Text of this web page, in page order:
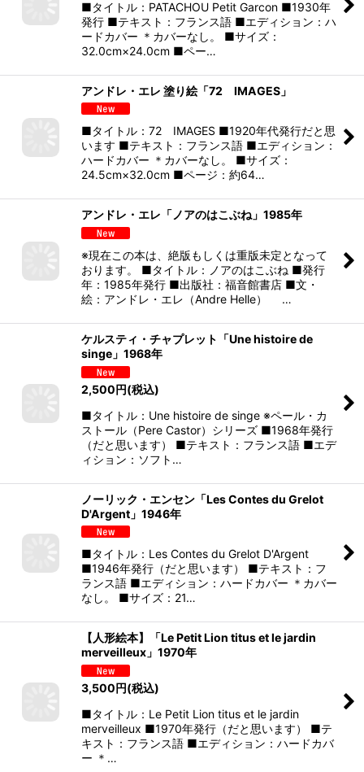
■タイトル：PATACHOU Petit Garcon ■1930年
発行 ■テキスト：フランス語 ■エディション：ハ
ードカバー ＊カバーなし。 ■サイズ：
32.0cm×24.0cm ■ペー…
アンドレ・エレ 塗り絵「72 IMAGES」
■タイトル：72 IMAGES ■1920年代発行だと思
います ■テキスト：フランス語 ■エディション：
ハードカバー ＊カバーなし。 ■サイズ：
24.5cm×32.0cm ■ページ：約64…
アンドレ・エレ「ノアのはこぶね」1985年
※現在この本は、絶版もしくは重版未定となって
おります。 ■タイトル：ノアのはこぶね ■発行
年：1985年発行 ■出版社：福音館書店 ■文・
絵：アンドレ・エレ（Andre Helle） …
ケルスティ・チャプレット「Une histoire de
singe」1968年
2,500円(税込)
■タイトル：Une histoire de singe ※ペール・カ
ストール（Pere Castor）シリーズ ■1968年発行
（だと思います） ■テキスト：フランス語 ■エデ
ィション：ソフト…
ノーリック・エンセン「Les Contes du Grelot
D'Argent」1946年
■タイトル：Les Contes du Grelot D'Argent
■1946年発行（だと思います） ■テキスト：フ
ランス語 ■エディション：ハードカバー ＊カバー
なし。 ■サイズ：21…
【人形絵本】「Le Petit Lion titus et le jardin
merveilleux」1970年
3,500円(税込)
■タイトル：Le Petit Lion titus et le jardin
merveilleux ■1970年発行（だと思います） ■テ
キスト：フランス語 ■エディション：ハードカバ
ー ＊…